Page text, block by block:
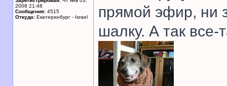
2008 21:48
Сообщения: 4515
Откуда: Екатеринбург - Israel
прямой эфир, ни
шалку. А так все-